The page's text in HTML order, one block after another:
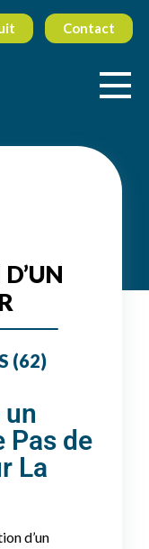
Contact
(62)
Pas de
La
d’un